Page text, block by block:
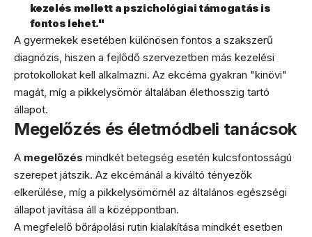
kezelés mellett a pszichológiai támogatás is
fontos lehet."
A gyermekek esetében különösen fontos a szakszerű
diagnózis, hiszen a fejlődő szervezetben más kezelési
protokollokat kell alkalmazni. Az ekcéma gyakran "kinövi"
magát, míg a pikkelysömör általában élethosszig tartó
állapot.
Megelőzés és életmódbeli tanácsok
A megelőzés mindkét betegség esetén kulcsfontosságú
szerepet játszik. Az ekcémánál a kiváltó tényezők
elkerülése, míg a pikkelysömörnél az általános egészségi
állapot javítása áll a középpontban.
A megfelelő bőrápolási rutin kialakítása mindkét esetben